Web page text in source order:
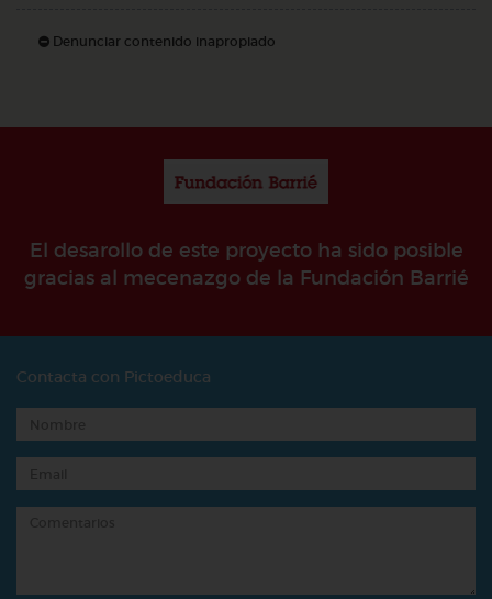
Denunciar contenido inapropiado
El desarollo de este proyecto ha sido posible
gracias al mecenazgo de la Fundación Barrié
Contacta con Pictoeduca